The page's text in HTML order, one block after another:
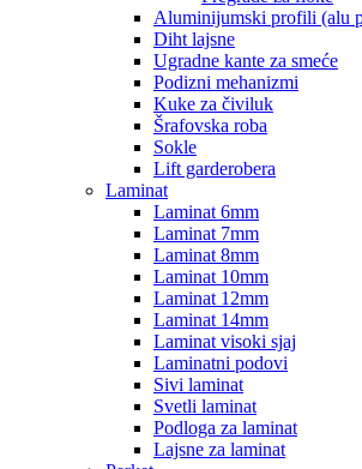
Aluminijumski profili (alu
Diht lajsne
Ugradne kante za smeće
Podizni mehanizmi
Kuke za čiviluk
Šrafovska roba
Sokle
Lift garderobera
Laminat
Laminat 6mm
Laminat 7mm
Laminat 8mm
Laminat 10mm
Laminat 12mm
Laminat 14mm
Laminat visoki sjaj
Laminatni podovi
Sivi laminat
Svetli laminat
Podloga za laminat
Lajsne za laminat